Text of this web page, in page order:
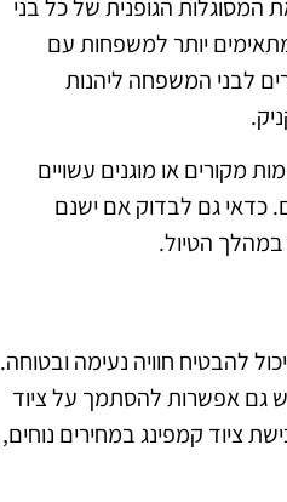
הגופנית של כל בני
יותר למשפחות עם
לבני המשפחה ליהנות
מקורים או מוגנים עשויים
כדאי גם לבדוק אם ישנם
במהלך הטיול.
להבטיח חוויה נעימה ובטוחה.
יש גם אפשרות להסתמך על ציוד
ציוד קמפינג במחירים נוחים,